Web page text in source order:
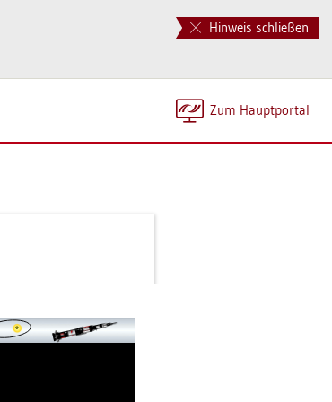
Hinweis schließen
Zum Haupt­por­tal